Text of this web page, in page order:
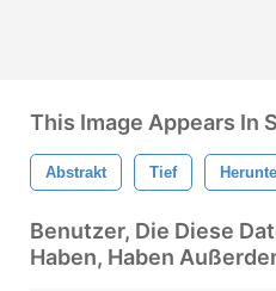
This Image Appears In
Abstrakt Tief
Benutzer, Die Diese
Haben, Haben